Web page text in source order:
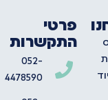
פרטי
התקשרות
052-
4478590